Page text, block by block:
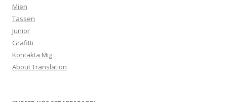
Mien
Tassen
Junior
Grafitti
Kontakta Mig
About Translation